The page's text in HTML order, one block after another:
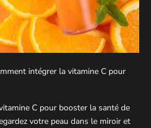
intégrer la vitamine C pour
C pour booster la santé de
votre peau dans le miroir et